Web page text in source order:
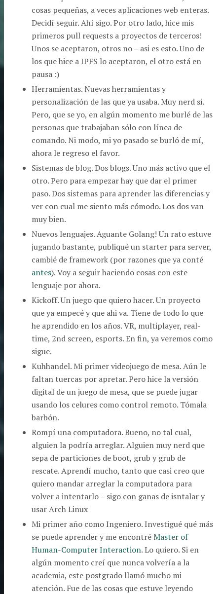
cosas pequeñas, a veces aplicaciones web enteras.
Decidí seguir. Ahí sigo. Por otro lado, hice mis
primeros pull requests a proyectos de terceros!
Unos se aceptaron, otros no – asi es esto. Uno de
los que hice a IPFS lo aceptaron, el otro está en
pausa :)
Herramientas. Nuevas herramientas y
personalización de las que ya usaba. Muy nerd si.
Pero, que se yo, en algún momento me burlé de las
personas que trabajaban sólo con línea de
comando. Ni modo, mi yo pasado se burló de mí,
ahora le regreso el favor.
Sistemas de blog. Dos blogs. Uno más activo que el
otro. Pero para empezar hay que dar el primer
paso. Dos sistemas para aprender las diferencias y
ver con cual me siento más cómodo. Los dos van
muy bien.
Nuevos lenguajes. Aguante Golang! Un rato estuve
jugando bastante, publiqué un starter para server,
cambié de framework (por razones que ya conté
antes). Voy a seguir haciendo cosas con este
lenguaje por ahora.
Kickoff. Un juego que quiero hacer. Un proyecto
que ya empecé y que ahi va. Tiene de todo lo que
he aprendido en los años. VR, multiplayer, real-
time, 2nd screen, esports. En fin, ya veremos como
sigue.
Kuhhandel. Mi primer videojuego de mesa. Aún le
faltan tuercas por apretar. Pero hice la versión
digital de un juego de mesa, que se puede jugar
usando los celures como control remoto. Tómala
barbón.
Rompí una computadora. Bueno, no tal cual,
alguien la podría arreglar. Alguien muy nerd que
sepa de particiones de boot, grub y grub de
rescate. Aprendí mucho, tanto que casi creo que
quiero mandar arreglar la computadora para
volver a intentarlo – sigo con ganas de isntalar y
usar Arch Linux
Mi primer año como Ingeniero. Investigué qué más
se puede aprender y me encontréMaster of
Human-Computer Interaction. Lo quiero. Si en
algún momento creí que nunca volvería a la
academia, este postgrado llamó mucho mi
atención. Fue de las cosas que estuve leyendo